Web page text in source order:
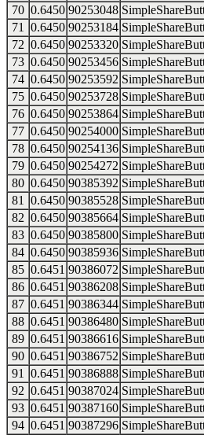
70 0.6450 90253048
71
0.6450 90253184
72 0.6450 90253320
73 0.6450 90253456
74 0.6450 90253592
75 0.6450 90253728
76 0.6450 90253864
77 0.6450 90254000
78 0.6450 90254136
79 0.6450 90254272
80 0.6450 90385392
81
0.6450 90385528
82 0.6450 90385664
83 0.6450 90385800
84 0.6450 90385936
85 0.6451 90386072
86 0.6451 90386208
87 0.6451 90386344
88 0.6451 90386480
89 0.6451 90386616
90 0.6451 90386752
91
0.6451 90386888
92 0.6451 90387024
93 0.6451 90387160
94 0.6451 90387296